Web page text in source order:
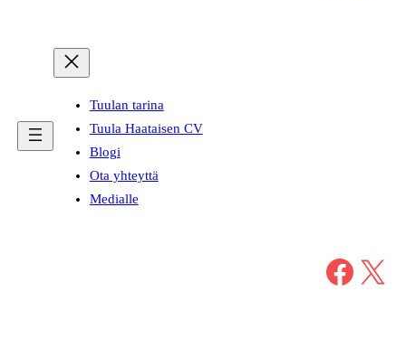
Tuulan tarina
Tuula Haataisen CV
Blogi
Ota yhteyttä
Medialle
Facebook X